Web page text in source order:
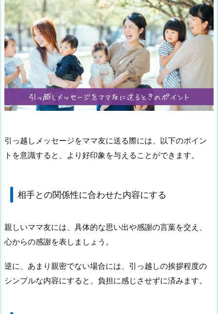
引っ越しメッセージをママ友に送る際には、以下のポイン
トを意識すると、より好印象を与えることができます。
相手との関係性に合わせた内容にする
親しいママ友には、具体的な思い出や感謝の言葉を交え、
心からの感謝を表しましょう。
逆に、あまり親密でない場合には、引っ越しの挨拶程度の
シンプルな内容にすると、負担に感じさせずに済みます。